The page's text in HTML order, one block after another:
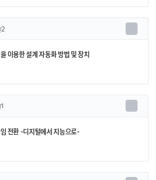
2
이용한 설계 자동화 방법 및 장치
전환 -디지털에서 지능으로-